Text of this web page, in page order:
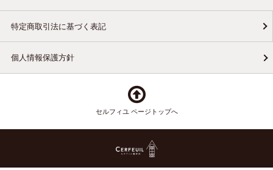
特定商取引法に基づく表記
個人情報保護方針
セルフィユ ページトップへ